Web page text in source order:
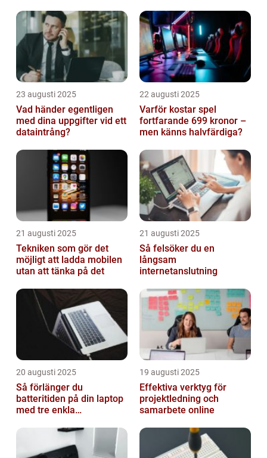
23 augusti 2025
Vad händer egentligen
med dina uppgifter vid ett
dataintrång?
22 augusti 2025
Varför kostar spel
fortfarande 699 kronor –
men känns halvfärdiga?
21 augusti 2025
Tekniken som gör det
möjligt att ladda mobilen
utan att tänka på det
21 augusti 2025
Så felsöker du en
långsam
internetanslutning
20 augusti 2025
Så förlänger du
batteritiden på din laptop
med tre enkla
19 augusti 2025
Effektiva verktyg för
projektledning och
samarbete online